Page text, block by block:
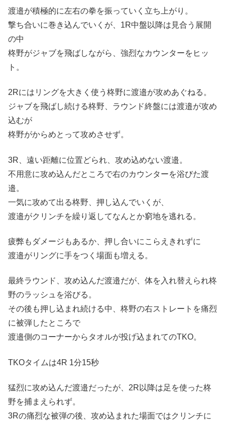
渡邉が積極的に左右の拳を振っていく立ち上がり。
撃ち合いに巻き込んでいくが、1R中盤以降は見合う展開
の中
柊野がジャブを飛ばしながら、強烈なカウンターをヒッ
ト。
2Rにはリングを大きく使う柊野に渡邉が攻めあぐねる。
ジャブを飛ばし続ける柊野、ラウンド終盤には渡邉が攻め
込むが
柊野がからめとって攻めさせず。
3R、遠い距離に位置どられ、攻め込めない渡邉。
不用意に攻め込んだところで右のカウンターを浴びた渡
邉。
一気に攻めて出る柊野、押し込んでいくが、
渡邉がクリンチを繰り返してなんとか窮地を逃れる。
疲弊もダメージもあるか、押し合いにこらえきれずに
渡邉がリングに手をつく場面も増える。
最終ラウンド、攻め込んだ渡邉だが、体を入れ替えられ柊
野のラッシュを浴びる。
その後も押し込まれ続ける中、柊野の右ストレートを痛烈
に被弾したところで
渡邉側のコーナーからタオルが投げ込まれてのTKO。
TKOタイムは4R 1分15秒
猛烈に攻め込んだ渡邉だったが、2R以降は足を使った柊
野を捕まえられず。
3Rの痛烈な被弾の後、攻め込まれた場面ではクリンチに